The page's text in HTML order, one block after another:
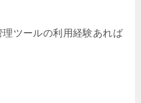
ールの利用経験あれば